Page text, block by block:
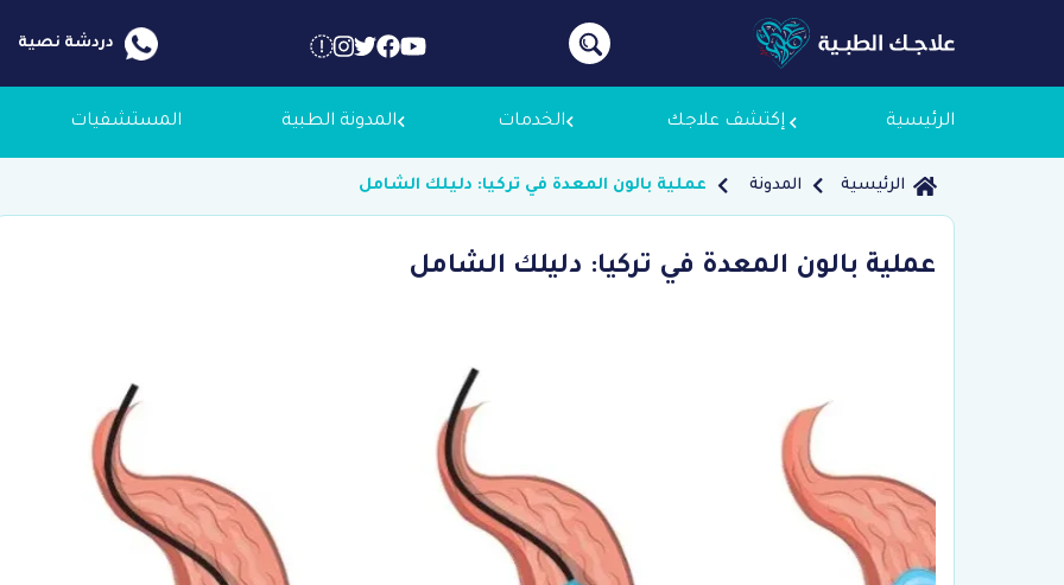
دردشة نصية
الرئيسية إكتشف علاجك
معلومات عنا
الخدمات المدونة الطبية المستشفيات
الرئيسية المدونة عملية بالون المعدة في تركيا: دليلك الشامل
عملية بالون المعدة في تركيا: دليلك الشامل